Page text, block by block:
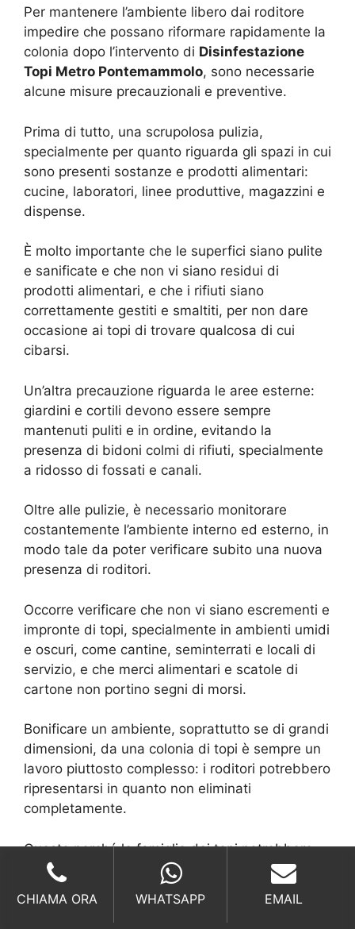
Per mantenere l’ambiente libero dai roditore
impedire che possano riformare rapidamente la
colonia dopo l’intervento di Disinfestazione
Topi Metro Pontemammolo, sono necessarie
alcune misure precauzionali e preventive.
Prima di tutto, una scrupolosa pulizia,
specialmente per quanto riguarda gli spazi in cui
sono presenti sostanze e prodotti alimentari:
cucine, laboratori, linee produttive, magazzini e
dispense.
È molto importante che le superfici siano pulite
e sanificate e che non vi siano residui di
prodotti alimentari, e che i rifiuti siano
correttamente gestiti e smaltiti, per non dare
occasione ai topi di trovare qualcosa di cui
cibarsi.
Un’altra precauzione riguarda le aree esterne:
giardini e cortili devono essere sempre
mantenuti puliti e in ordine, evitando la
presenza di bidoni colmi di rifiuti, specialmente
a ridosso di fossati e canali.
Oltre alle pulizie, è necessario monitorare
costantemente l’ambiente interno ed esterno, in
modo tale da poter verificare subito una nuova
presenza di roditori.
Occorre verificare che non vi siano escrementi e
impronte di topi, specialmente in ambienti umidi
e oscuri, come cantine, seminterrati e locali di
servizio, e che merci alimentari e scatole di
cartone non portino segni di morsi.
Bonificare un ambiente, soprattutto se di grandi
dimensioni, da una colonia di topi è sempre un
lavoro piuttosto complesso: i roditori potrebbero
ripresentarsi in quanto non eliminati
completamente.
Questo perché le famiglie dei topi potrebbero
non avere un’unica sede, ma essere diffuse in
più parti di una struttura.
CHIAMA ORA WHATSAPP EMAIL